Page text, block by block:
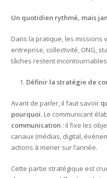
Un quotidien rythmé, mais
Dans la pratique, les missions
entreprise, collectivité, ONG,
tâches restent
Définir la stratégie de
Avant de parler, il faut savoir
pourquoi. Le communicant
communication : il fixe les
canaux (médias, digital,
actions à mener sur l’année.
Cette partie stratégique est